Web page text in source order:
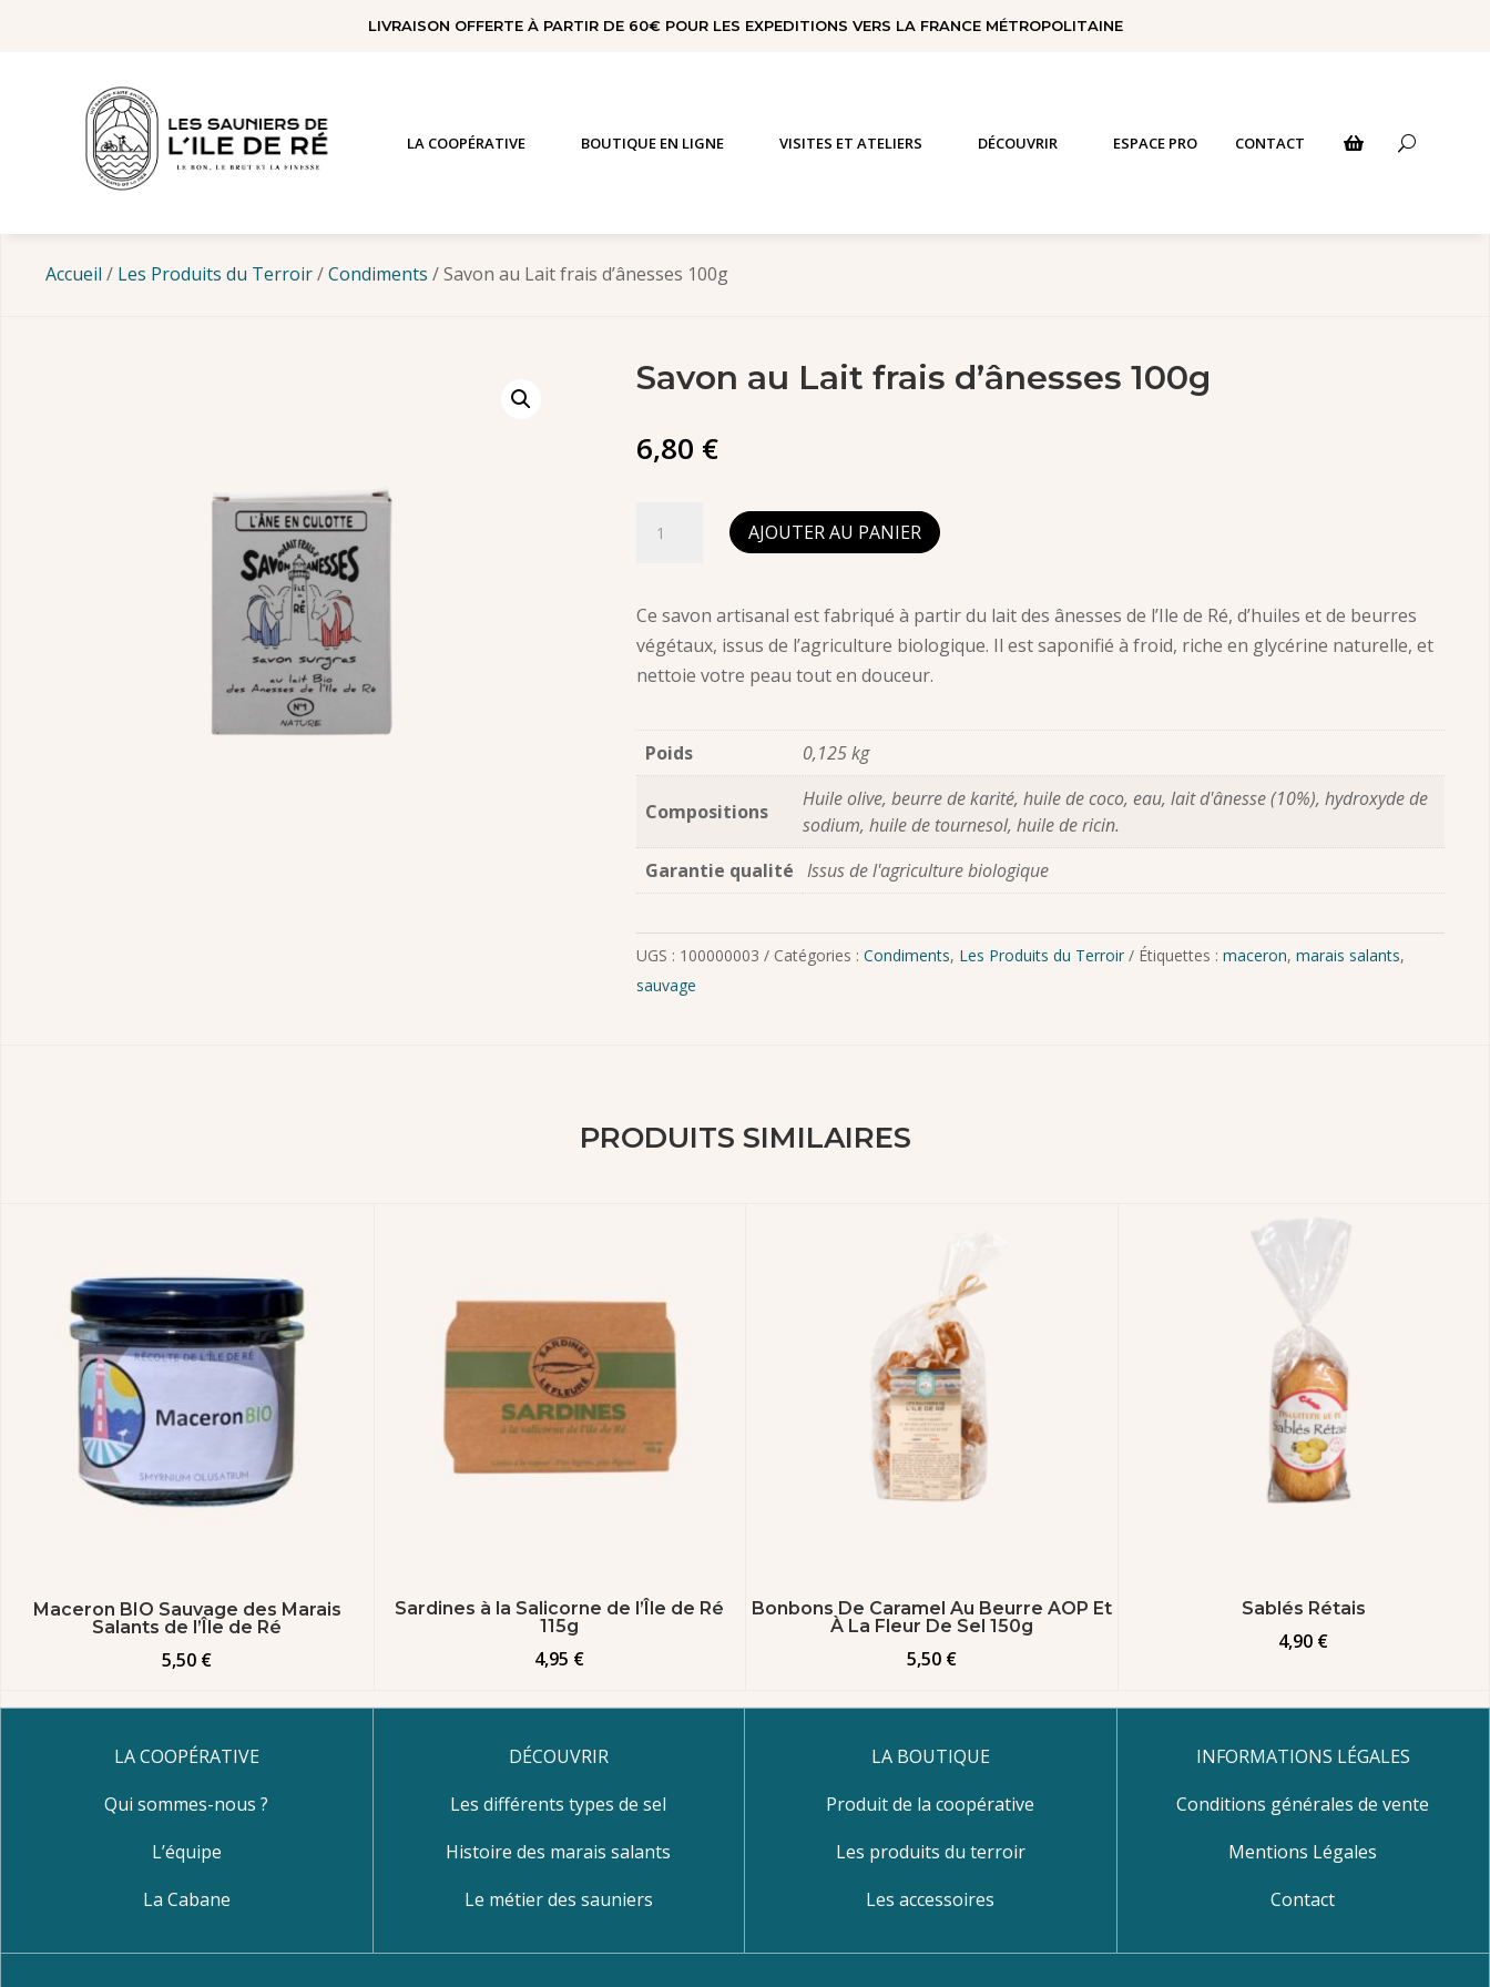
LIVRAISON OFFERTE À PARTIR DE 60€ POUR LES EXPEDITIONS VERS LA FRANCE MÉTROPOLITAINE
LA COOPÉRATIVE BOUTIQUE EN LIGNE VISITES ET ATELIERS DÉCOUVRIR ESPACE PRO CONTACT  U
Accueil / Les Produits du Terroir/Condiments / Savon au Lait frais d’ânesses 100g
Savon au Lait frais d’ânesses 100g
6,80 €
au
Lait
frais
100g
AJOUTER AU PANIER
Ce savon artisanal est fabriqué à partir du lait des ânesses de l’Ile de Ré, d’huiles et de beurres
végétaux, issus de l’agriculture biologique. Il est saponifié à froid, riche en glycérine naturelle, et
nettoie votre peau tout en douceur.
Poids 0,125 kg
Compositions
Huile olive, beurre de karité, huile de coco, eau, lait d'ânesse (10%), hydroxyde de
sodium, huile de tournesol, huile de ricin.
Garantie qualité Issus de l'agriculture biologique
UGS : 100000003 Catégories : Condiments, Les Produits du Terroir Étiquettes : maceron, marais salants,
sauvage
PRODUITS SIMILAIRES
Maceron BIO Sauvage des Marais
Salants de l’Île de Ré
5,50 €
Sardines à la Salicorne de l’Île de Ré
115g
4,95 €
Bonbons De Caramel Au Beurre AOP Et
À La Fleur De Sel 150g
5,50 €
Sablés Rétais
4,90 €
LA COOPÉRATIVE
Qui sommes-nous ?
L’équipe
La Cabane
DÉCOUVRIR
Les différents types de sel
Histoire des marais salants
Le métier des sauniers
LA BOUTIQUE
Produit de la coopérative
Les produits du terroir
Les accessoires
INFORMATIONS LÉGALES
Conditions générales de vente
Mentions Légales
Contact